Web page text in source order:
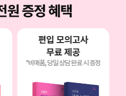
편입 모의고사
무료 제공
*비매품, 당일 상담 완료 시 증정